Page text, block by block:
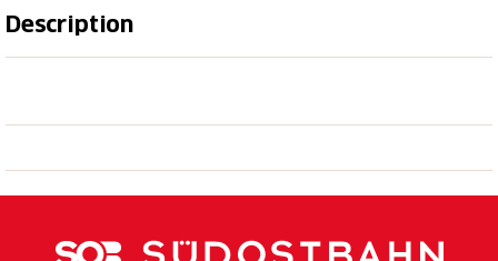
Description
Nufenenpasses. Sie ist im Sommer und Winter
Ausgangsort für Ski- und Schneeschuhtouren.